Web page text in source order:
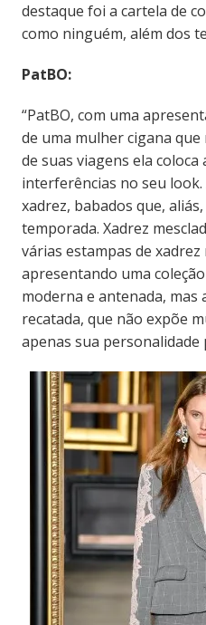
destaque foi a cartela de
como ninguém, além dos
PatBO:
“PatBO, com uma
de uma mulher cigana
de suas viagens ela coloca
interferências no seu
xadrez, babados que,
temporada. Xadrez
várias estampas de
apresentando uma
moderna e antenada, mas
recatada, que não expõe
apenas sua personalidade